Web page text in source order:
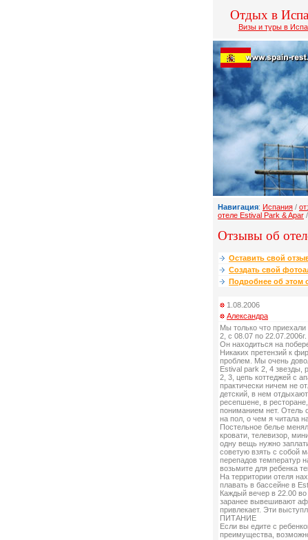
Отдых в
Визы и туры в
Навигация: Испания /
отеле Estival Park & Apar
Отзывы об
Оставить свой
Создать свой
Подробнее об этом
1.08.2006
Александра
Мы только что
2, с 08.07 по 22.07.2006г.
Он находиться на
Никаких претензий к
проблем. Мы очень
Estival park 2, 4 звезды,
2, 3, цепь коттеджей с
практически ничем не
детский, в нем
ресепшене, в
пониманием нет. Отель
на пол, о чем я читала
Постельное белье
кровати, телевизор,
одну вещь нужно
советую взять с собой
перепадов температур
возьмите для ребенка
На территории отеля
плавать в бассейне в
Каждый вечер в 22.00
заранее вывешивают
привлекает. Эти
ПИТАНИЕ
Если вы едите с
преимущества,